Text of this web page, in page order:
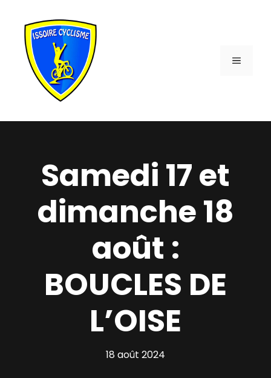
contenu
MENU
Samedi 17 et
dimanche 18
août :
BOUCLES DE
L’OISE
18 août 2024